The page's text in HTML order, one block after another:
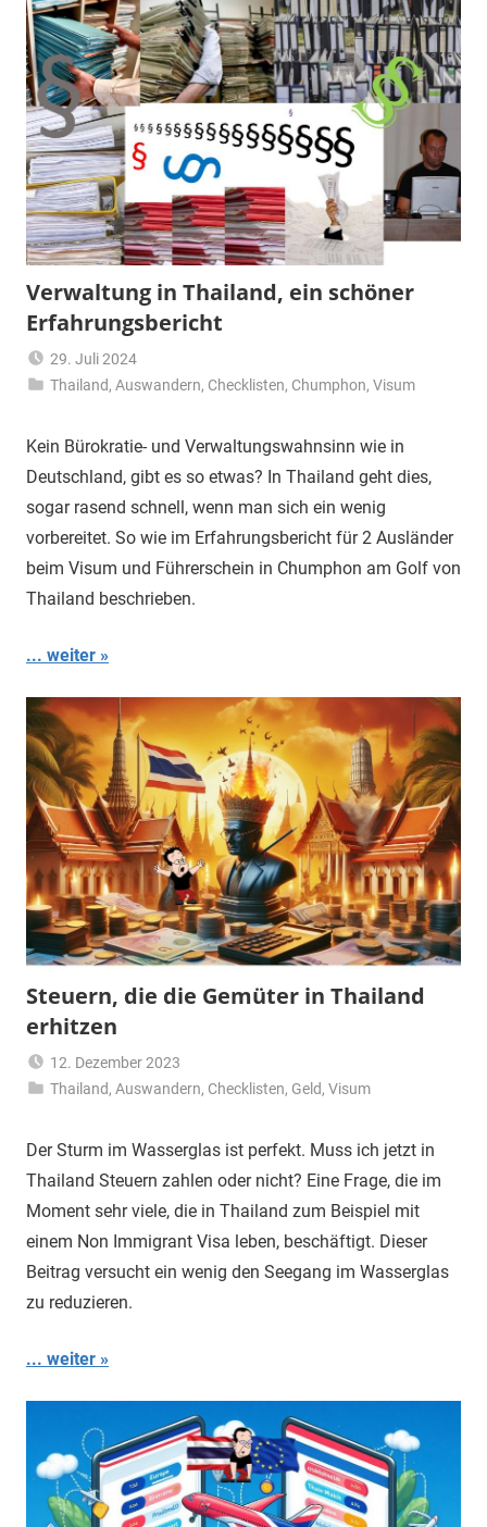
Verwaltung in Thailand, ein schöner
Erfahrungsbericht
29. Juli 2024
Matt
Thailand,Auswandern, Checklisten, Chumphon,Visum
Kein Bürokratie- und Verwaltungswahnsinn wie in
Deutschland, gibt es so etwas? In Thailand geht dies,
sogar rasend schnell, wenn man sich ein wenig
vorbereitet. So wie im Erfahrungsbericht für 2 Ausländer
beim Visum und Führerschein in Chumphon am Golf von
Thailand beschrieben.
... weiter
Steuern, die die Gemüter in Thailand
erhitzen
12. Dezember 2023
Matt
Thailand,Auswandern, Checklisten, Geld,Visum
Der Sturm im Wasserglas ist perfekt. Muss ich jetzt in
Thailand Steuern zahlen oder nicht? Eine Frage, die im
Moment sehr viele, die in Thailand zum Beispiel mit
einem Non Immigrant Visa leben, beschäftigt. Dieser
Beitrag versucht ein wenig den Seegang im Wasserglas
zu reduzieren.
... weiter